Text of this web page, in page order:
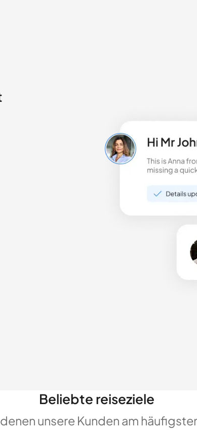
Beliebte reiseziele
unsere Kunden am